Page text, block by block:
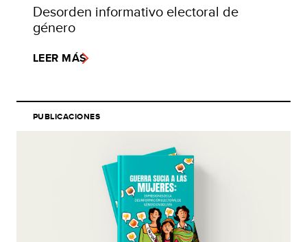
Desorden informativo electoral de
género
LEER MÁS
PUBLICACIONES